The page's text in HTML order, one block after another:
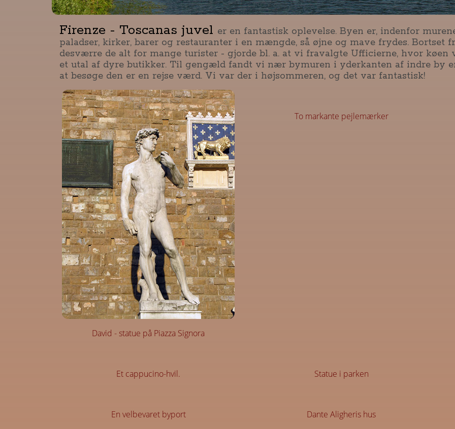
Firenze - Toscanas juvel er en fantastisk oplevelse. Byen er, indenfor
paladser, kirker, barer og restauranter i en mængde, så øjne og mave frydes. Bortset
desværre de alt for mange turister - gjorde bl. a. at vi fravalgte Ufficierne, hvor
et utal af dyre butikker. Til gengæld fandt vi nær bymuren i yderkanten af indre by
at besøge den er en rejse værd. Vi var der i højsommeren, og det var fantastisk!
David - statue på Piazza Signora
To markante pejlemærker
Et cappucino-hvil. Statue i parken
En velbevaret byport Dante Aligheris hus